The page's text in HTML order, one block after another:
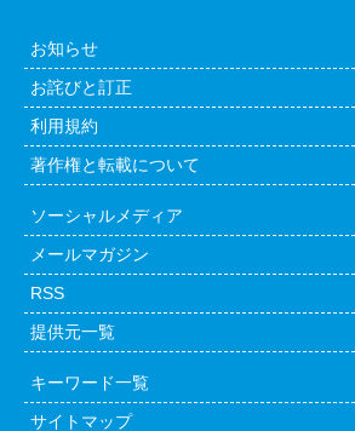
お知らせ
お詫びと訂正
利用規約
著作権と転載について
ソーシャルメディア
メールマガジン
RSS
提供元一覧
キーワード一覧
サイトマップ